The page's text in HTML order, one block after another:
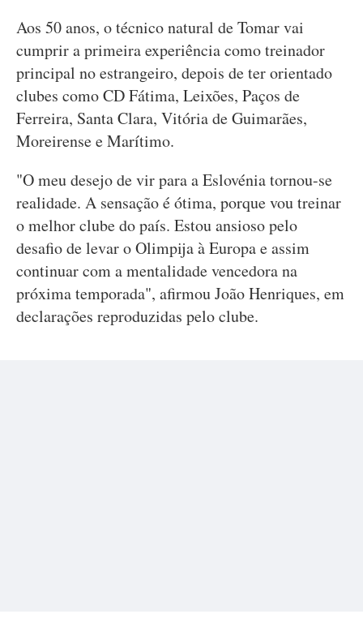
Aos 50 anos, o técnico natural de Tomar vai
cumprir a primeira experiência como treinador
principal no estrangeiro, depois de ter orientado
clubes como CD Fátima, Leixões, Paços de
Ferreira, Santa Clara, Vitória de Guimarães,
Moreirense e Marítimo.
"O meu desejo de vir para a Eslovénia tornou-se
realidade. A sensação é ótima, porque vou treinar
o melhor clube do país. Estou ansioso pelo
desafio de levar o Olimpija à Europa e assim
continuar com a mentalidade vencedora na
próxima temporada", afirmou João Henriques, em
declarações reproduzidas pelo clube.